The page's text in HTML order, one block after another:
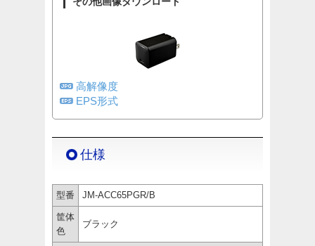
高解像度
EPS形式
仕様
型番 JM-ACC65PGR/B
筐体
色
ブラック